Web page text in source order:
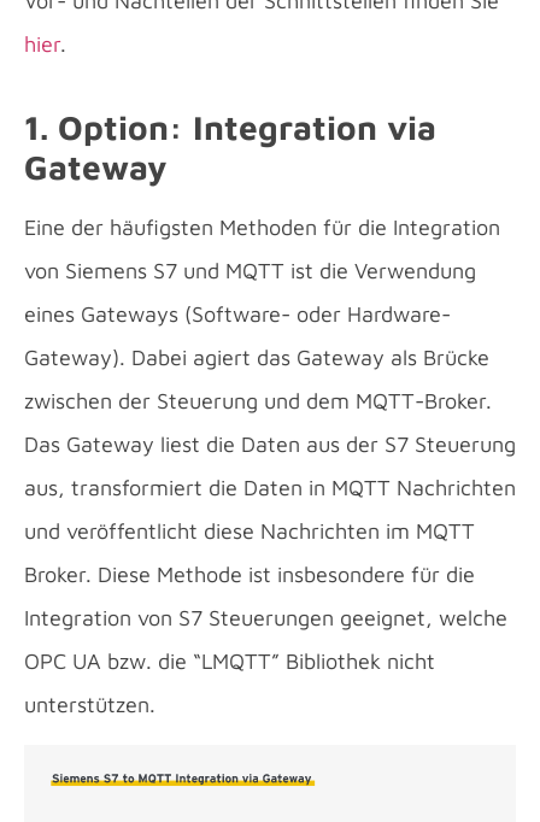
hier.
1. Option: Integration via
Gateway
Eine der häufigsten Methoden für die Integration
von Siemens S7 und MQTT ist die Verwendung
eines Gateways (Software- oder Hardware-
Gateway). Dabei agiert das Gateway als Brücke
zwischen der Steuerung und dem MQTT-Broker.
Das Gateway liest die Daten aus der S7 Steuerung
aus, transformiert die Daten in MQTT Nachrichten
und veröffentlicht diese Nachrichten im MQTT
Broker. Diese Methode ist insbesondere für die
Integration von S7 Steuerungen geeignet, welche
OPC UA bzw. die “LMQTT” Bibliothek nicht
unterstützen.